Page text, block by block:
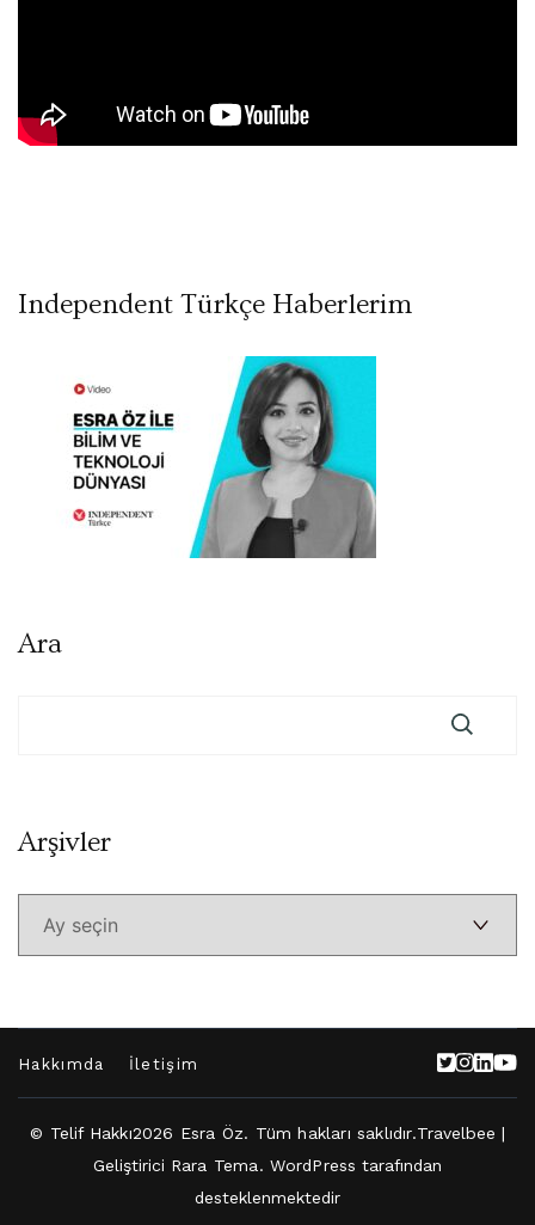
Independent Türkçe Haberlerim
Ara
ArşivlerArşivler
Hakkımda İletişim
© Telif Hakkı2026 Esra Öz. Tüm hakları saklıdır.Travelbee |
Geliştirici Rara Tema. WordPress tarafından
desteklenmektedir